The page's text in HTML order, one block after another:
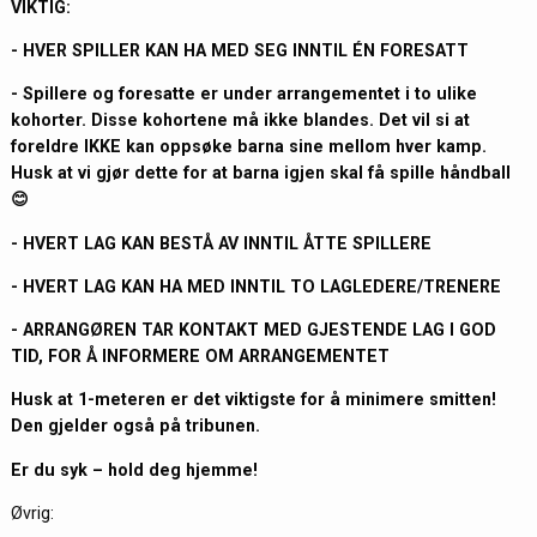
VIKTIG:
- HVER SPILLER KAN HA MED SEG INNTIL ÉN FORESATT
- Spillere og foresatte er under arrangementet i to ulike
kohorter. Disse kohortene må ikke blandes. Det vil si at
foreldre IKKE kan oppsøke barna sine mellom hver kamp.
Husk at vi gjør dette for at barna igjen skal få spille håndball
😊
- HVERT LAG KAN BESTÅ AV INNTIL ÅTTE SPILLERE
- HVERT LAG KAN HA MED INNTIL TO LAGLEDERE/TRENERE
- ARRANGØREN TAR KONTAKT MED GJESTENDE LAG I GOD
TID, FOR Å INFORMERE OM ARRANGEMENTET
Husk at 1-meteren er det viktigste for å minimere smitten!
Den gjelder også på tribunen.
Er du syk – hold deg hjemme!
Øvrig: